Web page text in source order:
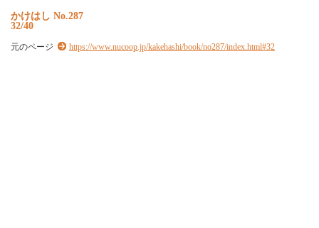
かけはし No.287
32/40
元のページ https://www.nucoop.jp/kakehashi/book/no287/index.html#32